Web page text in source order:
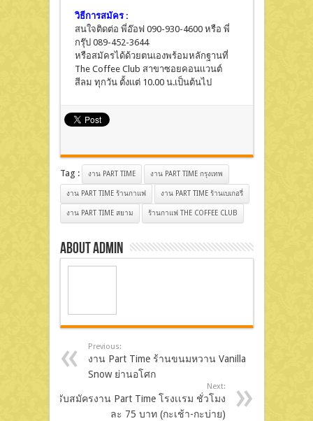
วิธีการสมัคร :
สนใจติดต่อ พี่อ๊อฟ 090-930-4600 หรือ พี่
กรุ๊ป 089-452-3644
หรือสมัครได้ด้วยตนเองพร้อมหลักฐานที่
The Coffee Club สาขาซอยคอนเเวนต์
สีลม ทุกวัน ตั้งเเต่ 10.00 น.เป็นต้นไป
Tag : งาน PART TIME งาน PART TIME กรุงเทพ
งาน PART TIME ร้านกาแฟ งาน PART TIME ร้านเบเกอรี่
งาน PART TIME สยาม ร้านกาแฟ THE COFFEE CLUB
About admin
Previous:
งาน Part Time ร้านขนมหวาน Vanilla
Snow ย่านอโศก
Next:
รับสมัครงาน Part Time โรงเเรม ชั่วโมง
ละ 75 บาท (กะเช้า-กะบ่าย)